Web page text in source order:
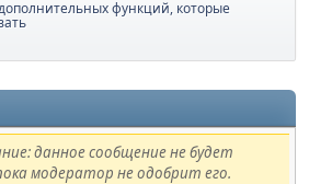
функций, которые
данное сообщение не будет
модератор не одобрит его.